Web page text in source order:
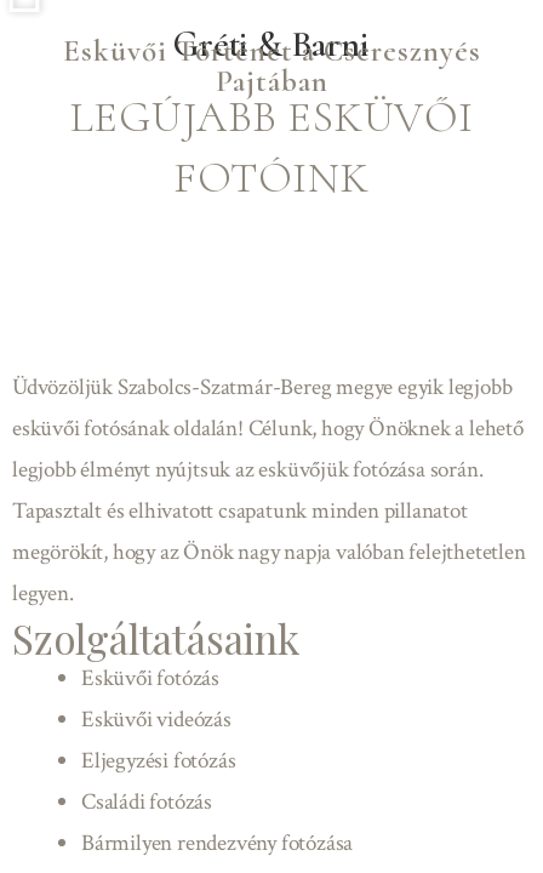
Gréti & Barni
Esküvői Történet a Cseresznyés
Pajtában
LEGÚJABB ESKÜVŐI
FOTÓINK
Üdvözöljük Szabolcs-Szatmár-Bereg megye egyik legjobb
esküvői fotósának oldalán! Célunk, hogy Önöknek a lehető
legjobb élményt nyújtsuk az esküvőjük fotózása során.
Tapasztalt és elhivatott csapatunk minden pillanatot
megörökít, hogy az Önök nagy napja valóban felejthetetlen
legyen.
Szolgáltatásaink
Esküvői fotózás
Esküvői videózás
Eljegyzési fotózás
Családi fotózás
Bármilyen rendezvény fotózása